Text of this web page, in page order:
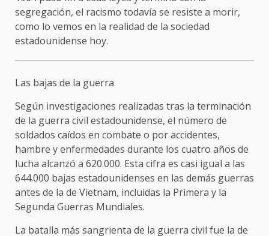
segregación, el racismo todavía se resiste a morir,
como lo vemos en la realidad de la sociedad
estadounidense hoy.
Las bajas de la guerra
Según investigaciones realizadas tras la terminación
de la guerra civil estadounidense, el número de
soldados caídos en combate o por accidentes,
hambre y enfermedades durante los cuatro años de
lucha alcanzó a 620.000. Esta cifra es casi igual a las
644.000 bajas estadounidenses en las demás guerras
antes de la de Vietnam, incluidas la Primera y la
Segunda Guerras Mundiales.
La batalla más sangrienta de la guerra civil fue la de